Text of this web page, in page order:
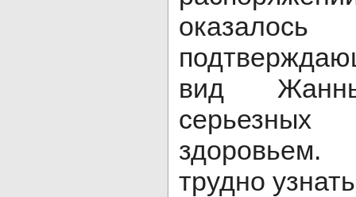
вид
трудно